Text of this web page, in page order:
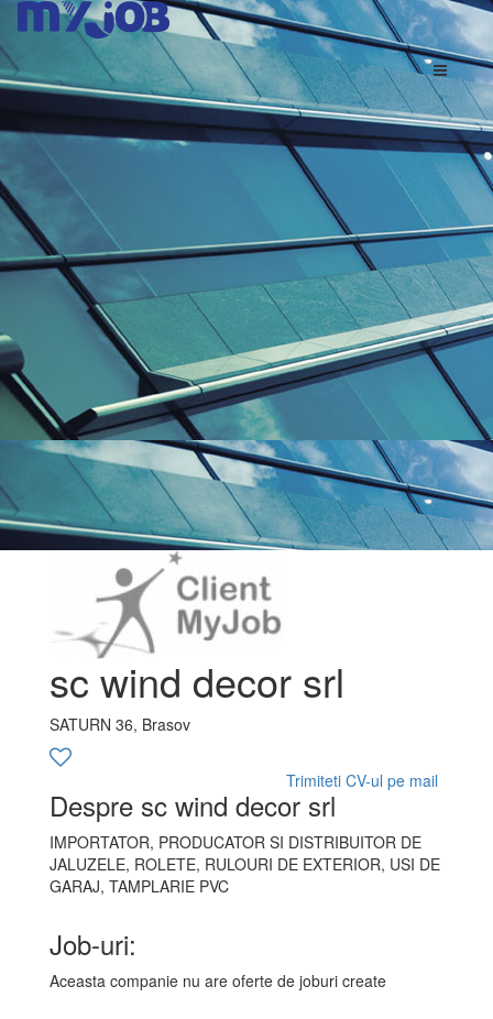
sc wind decor srl
SATURN 36, Brasov
Trimiteti CV-ul pe mail
Despre sc wind decor srl
IMPORTATOR, PRODUCATOR SI DISTRIBUITOR DE
JALUZELE, ROLETE, RULOURI DE EXTERIOR, USI DE
GARAJ, TAMPLARIE PVC
Job-uri:
Aceasta companie nu are oferte de joburi create